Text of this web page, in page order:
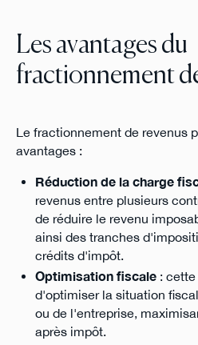
Les avantages du
fractionnement
Le fractionnement de revenus
avantages :
Réduction de la charge
revenus entre plusieurs
de réduire le revenu
ainsi des tranches
crédits d'impôt.
Optimisation fiscale: cette
d'optimiser la situation
ou de l'entreprise,
après impôt.